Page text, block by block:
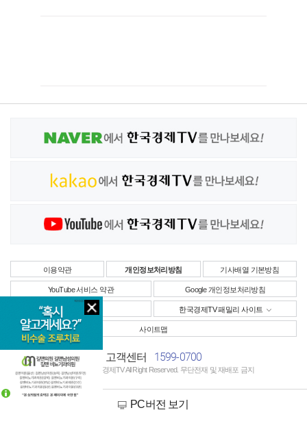
이용약관 개인정보처리방침 기사배열 기본방침
YouTube 서비스 약관 Google 개인정보처리방침
사업자정보 한국경제TV 패밀리 사이트
사이트맵
고객센터 1599-0700
Copyright © 한국경제TV All Right Reserved. 무단전재 및 재배포 금지
PC버전 보기